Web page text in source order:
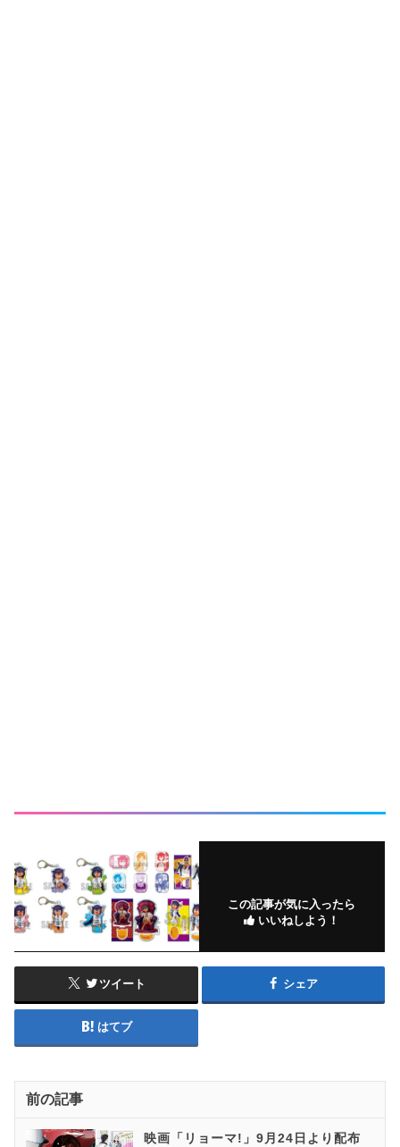
この記事が気に入ったら
いいねしよう！
ツイート シェア
はてブ
前の記事
映画「リョーマ!」9月24日より配布